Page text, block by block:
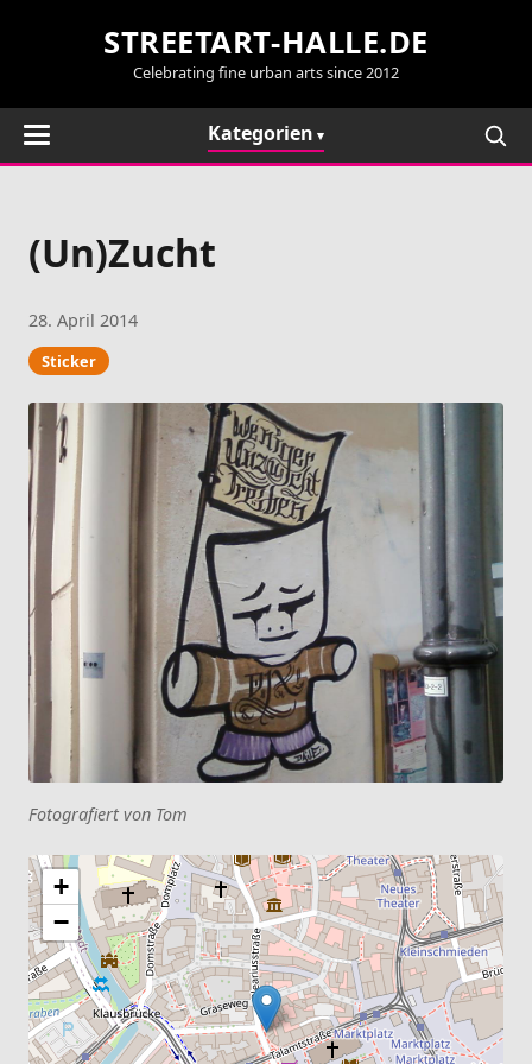
STREETART-HALLE.DE
Celebrating fine urban arts since 2012
Kategorien
(Un)Zucht
28. April 2014
Sticker
Fotografiert von Tom
+
−